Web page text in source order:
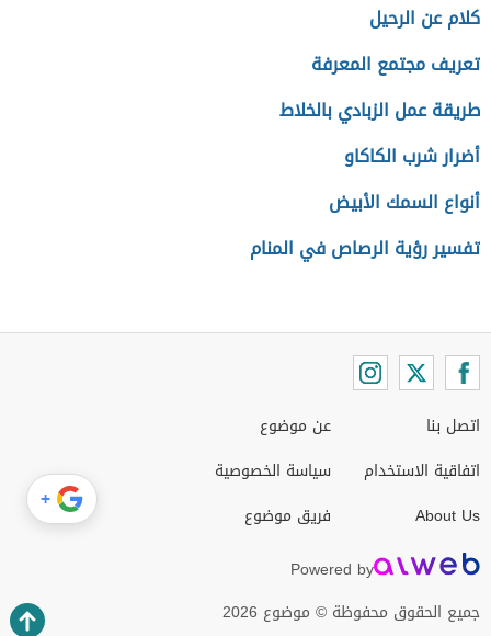
كلام عن الرحيل
تعريف مجتمع المعرفة
طريقة عمل الزبادي بالخلاط
أضرار شرب الكاكاو
أنواع السمك الأبيض
تفسير رؤية الرصاص في المنام
اتصل بنا
اتفاقية الاستخدام
About Us
عن موضوع
سياسة الخصوصية
فريق موضوع
Powered by
جميع الحقوق محفوظة © موضوع 2026
+